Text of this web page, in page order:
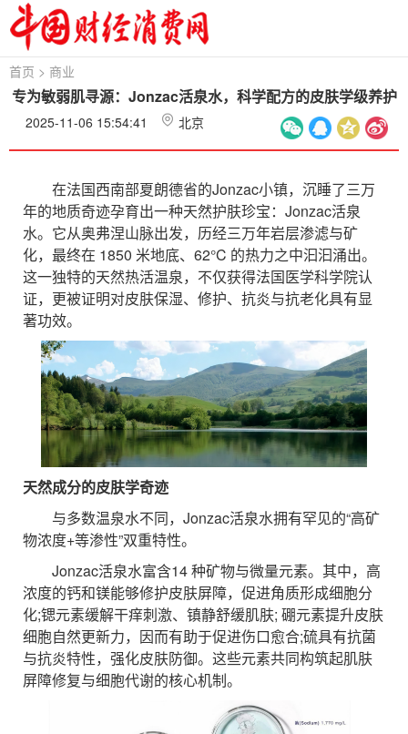
首页 > 商业
专为敏弱肌寻源：Jonzac活泉水，科学配方的皮肤学级养护
2025-11-06 15:54:41 北京
在法国西南部夏朗德省的Jonzac小镇，沉睡了三万
年的地质奇迹孕育出一种天然护肤珍宝：Jonzac活泉
水。它从奥弗涅山脉出发，历经三万年岩层渗滤与矿
化，最终在 1850 米地底、62°C 的热力之中汩汩涌出。
这一独特的天然热活温泉，不仅获得法国医学科学院认
证，更被证明对皮肤保湿、修护、抗炎与抗老化具有显
著功效。
天然成分的皮肤学奇迹
与多数温泉水不同，Jonzac活泉水拥有罕见的“高矿
物浓度+等渗性”双重特性。
Jonzac活泉水富含14 种矿物与微量元素。其中，高
浓度的钙和镁能够修护皮肤屏障，促进角质形成细胞分
化;锶元素缓解干痒刺激、镇静舒缓肌肤; 硼元素提升皮肤
细胞自然更新力，因而有助于促进伤口愈合;硫具有抗菌
与抗炎特性，强化皮肤防御。这些元素共同构筑起肌肤
屏障修复与细胞代谢的核心机制。